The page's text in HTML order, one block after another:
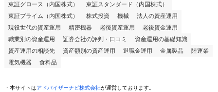
東証グロース（内国株式）
東証スタンダード（内国株式）
東証プライム（内国株式）
株式投資 機械
法人の資産運用
現役世代の資産運用
精密機器 老後資産運用
老後資金運用
職業別の資産運用
証券会社の評判・口コミ
資産運用の基礎知識
資産運用の相談先
資産額別の資産運用 退職金運用 金属製品
陸運業
電気機器
食料品
・本サイトはアドバイザーナビ株式会社が運営しております。